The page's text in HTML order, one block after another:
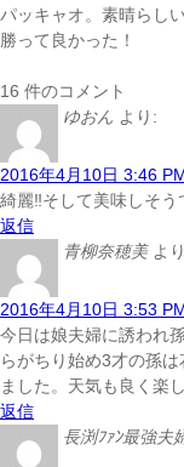
パッキャオ。素晴らし
勝って良かった！
16 件のコメント
ゆおん より:
2016年4月10日 3:46
綺麗‼そして美味しそう
返信
青柳奈穂美 よ
2016年4月10日 3:53
今日は娘夫婦に誘われ
らがちり始め3才の孫
ました。天気も良く楽
返信
長渕ﾌｧﾝ最強夫